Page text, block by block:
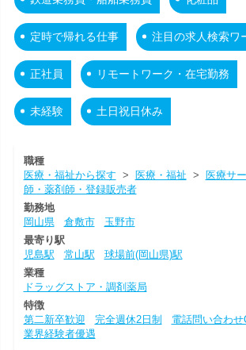
定時で帰れる仕事 注目の求人検索ワ
正社員 リモートワーク・在宅勤務
未経験 土日祝日休み
職種
医療・福祉から探す > 医療・福祉 > 医療サ
師・薬剤師・登録販売者
勤務地
岡山県
倉敷市
玉野市
最寄り駅
児島駅
常山駅
球場前(岡山県)駅
業種
ドラッグストア・調剤薬局
特徴
第二新卒歓迎
完全週休2日制 電話問い合わせ
業界経験者優遇